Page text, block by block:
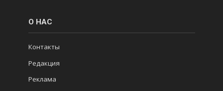
О НАС
Контакты
Редакция
Реклама